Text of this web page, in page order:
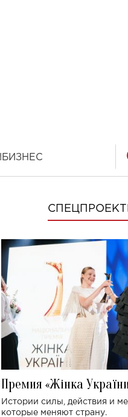
БИЗНЕС
Премия «Жінка
Истории силы, действия и
которые меняют страну.